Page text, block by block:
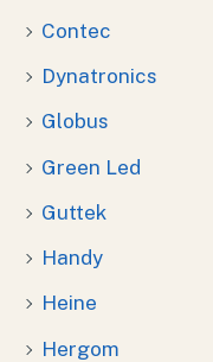
Contec
Dynatronics
Globus
Green Led
Guttek
Handy
Heine
Hergom